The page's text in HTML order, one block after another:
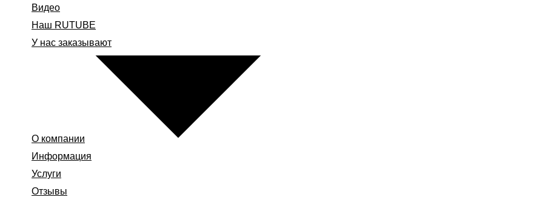
Видео
Наш RUTUBE
У нас заказывают
О компании
Информация
Услуги
Отзывы